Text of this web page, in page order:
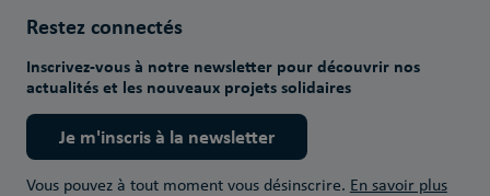
Restez connectés
Inscrivez-vous à notre newsletter pour découvrir nos
actualités et les nouveaux projets solidaires
Je m'inscris à la newsletter
Vous pouvez à tout moment vous désinscrire. En savoir plus